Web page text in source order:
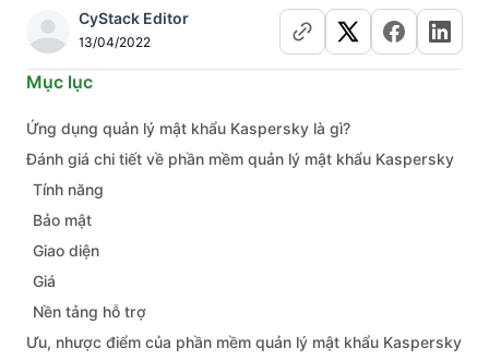
CyStack Editor
13/04/2022
Mục lục
Ứng dụng quản lý mật khẩu Kaspersky là gì?
Đánh giá chi tiết về phần mềm quản lý mật khẩu Kaspersky
Tính năng
Bảo mật
Giao diện
Giá
Nền tảng hỗ trợ
Ưu, nhược điểm của phần mềm quản lý mật khẩu Kaspersky